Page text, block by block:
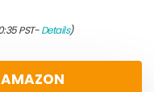
PST-Details)
AMAZON